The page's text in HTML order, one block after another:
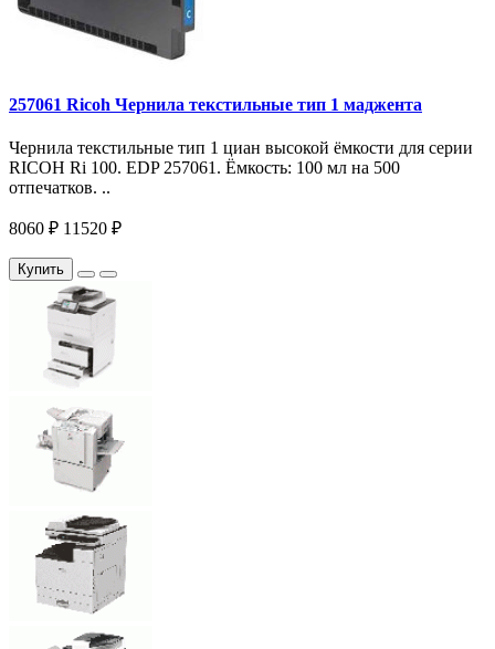
257061 Ricoh Чернила текстильные тип 1 маджента
Чернила текстильные тип 1 циан высокой ёмкости для серии
RICOH Ri 100. EDP 257061. Ёмкость: 100 мл на 500
отпечатков. ..
8060 ₽ 11520 ₽
Купить